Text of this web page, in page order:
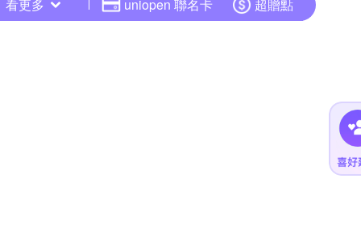
看更多 uniopen 聯名卡 超贈點